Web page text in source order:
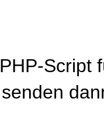
Script